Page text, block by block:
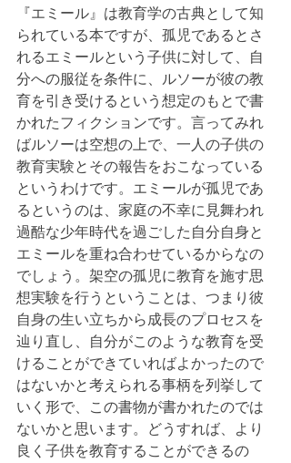
『エミール』は教育学の古典として知
られている本ですが、孤児であるとさ
れるエミールという子供に対して、自
分への服従を条件に、ルソーが彼の教
育を引き受けるという想定のもとで書
かれたフィクションです。言ってみれ
ばルソーは空想の上で、一人の子供の
教育実験とその報告をおこなっている
というわけです。エミールが孤児であ
るというのは、家庭の不幸に見舞われ
過酷な少年時代を過ごした自分自身と
エミールを重ね合わせているからなの
でしょう。架空の孤児に教育を施す思
想実験を行うということは、つまり彼
自身の生い立ちから成長のプロセスを
辿り直し、自分がこのような教育を受
けることができていればよかったので
はないかと考えられる事柄を列挙して
いく形で、この書物が書かれたのでは
ないかと思います。どうすれば、より
良く子供を教育することができるの